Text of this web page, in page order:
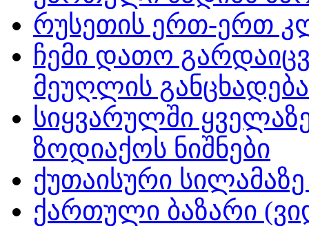
რუსეთის ერთ-ერთ
ჩემი დათო
მეუღლის განცხადება
სიყვარულში
ზოდიაქოს ნიშნები
ქუთაისური
ქართული ბაზარი